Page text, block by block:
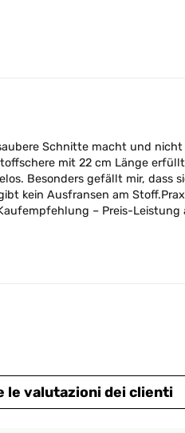
Schnitte macht und
mit 22 cm Länge
Besonders gefällt mir, dass
kein Ausfransen am
– Preis-
le valutazioni dei clienti